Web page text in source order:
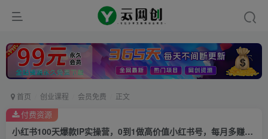
首页 创业课程 会员免费 正文
小红书100天爆款IP实操营，0到1做高价值小红书号，每月多赚3000+（16节）
付费资源